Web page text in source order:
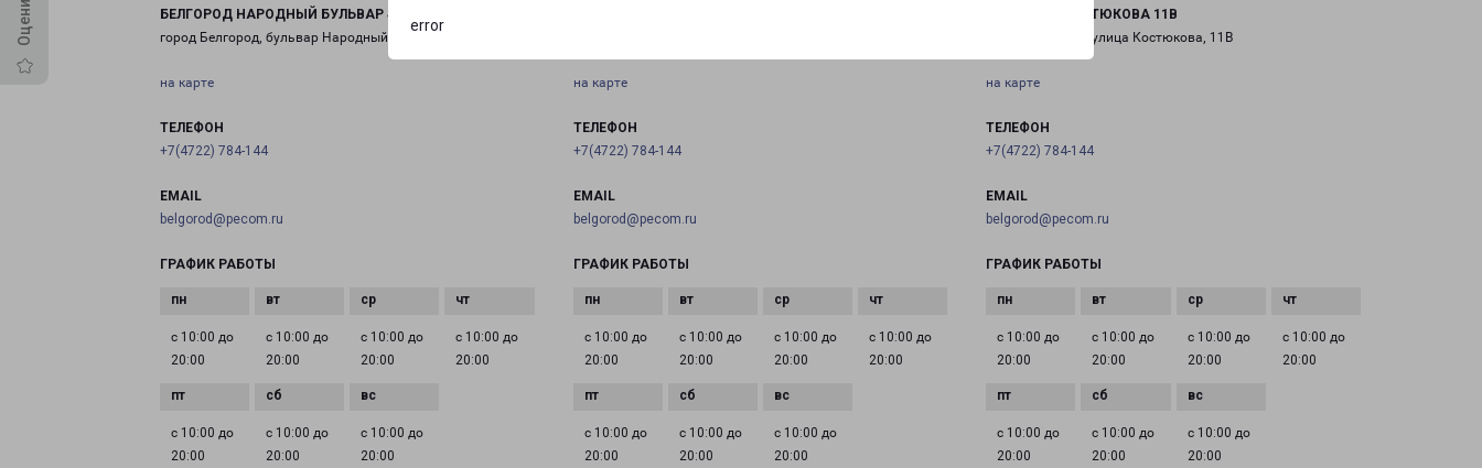
error
БЕЛГОРОД НАРОДНЫЙ БУЛЬВАР 43
город Белгород, бульвар Народный, 43
на карте
ТЕЛЕФОН
+7(4722) 784-144
EMAIL
belgorod@pecom.ru
ГРАФИК РАБОТЫ
с 10:00 до
20:00
с 10:00 до
20:00
с 10:00 до
20:00
с 10:00 до
20:00
с 10:00 до
20:00
с 10:00 до
20:00
с 10:00 до
20:00
на карте
ТЕЛЕФОН
+7(4722) 784-144
EMAIL
belgorod@pecom.ru
ГРАФИК РАБОТЫ
с 10:00 до
20:00
с 10:00 до
20:00
с 10:00 до
20:00
с 10:00 до
20:00
с 10:00 до
20:00
с 10:00 до
20:00
с 10:00 до
20:00
БЕЛГОРОД КОСТЮКОВА 11В
город Белгород, улица Костюкова, 11В
на карте
ТЕЛЕФОН
+7(4722) 784-144
EMAIL
belgorod@pecom.ru
ГРАФИК РАБОТЫ
с 10:00 до
20:00
с 10:00 до
20:00
с 10:00 до
20:00
с 10:00 до
20:00
с 10:00 до
20:00
с 10:00 до
20:00
с 10:00 до
20:00